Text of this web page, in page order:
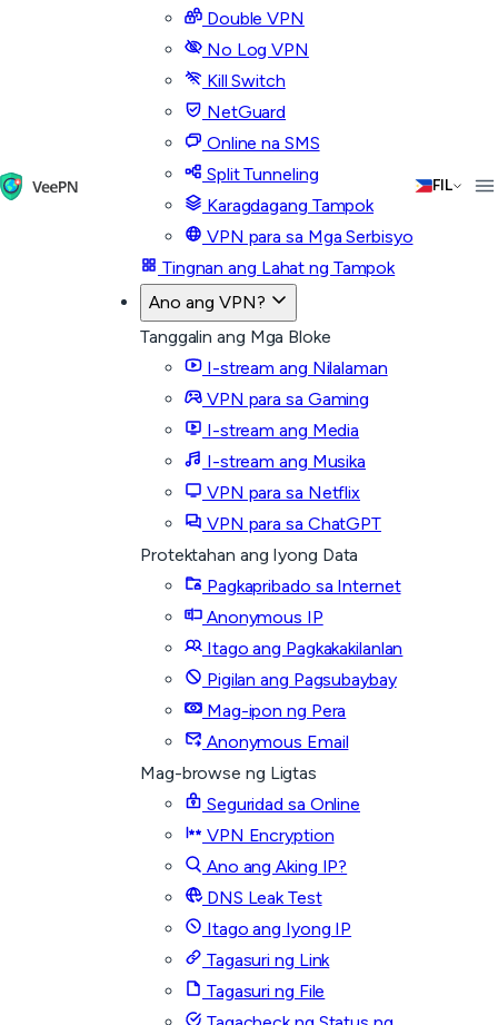
Double VPN
No Log VPN
Kill Switch
NetGuard
Online na SMS
Split Tunneling
Karagdagang Tampok
VPN para sa Mga Serbisyo
Tingnan ang Lahat ng Tampok
Ano ang VPN?
Tanggalin ang Mga Bloke
I-stream ang Nilalaman
VPN para sa Gaming
I-stream ang Media
I-stream ang Musika
VPN para sa Netflix
VPN para sa ChatGPT
Protektahan ang Iyong Data
Pagkapribado sa Internet
Anonymous IP
Itago ang Pagkakakilanlan
Pigilan ang Pagsubaybay
Mag-ipon ng Pera
Anonymous Email
Mag-browse ng Ligtas
Seguridad sa Online
VPN Encryption
Ano ang Aking IP?
DNS Leak Test
Itago ang Iyong IP
Tagasuri ng Link
Tagasuri ng File
FIL